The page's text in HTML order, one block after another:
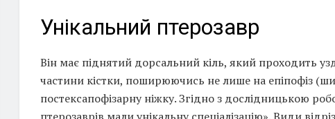
Унікальний птерозавр
Він має піднятий дорсальний кіль, який проходить
частини кістки, поширюючись не лише на епіпофіз
постексапофізарну ніжку. Згідно з дослідницькою